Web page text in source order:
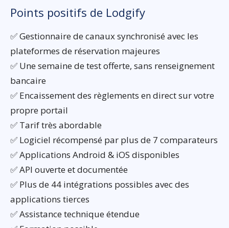
Points positifs de Lodgify
✅ Gestionnaire de canaux synchronisé avec les
plateformes de réservation majeures
✅ Une semaine de test offerte, sans renseignement
bancaire
✅ Encaissement des règlements en direct sur votre
propre portail
✅ Tarif très abordable
✅ Logiciel récompensé par plus de 7 comparateurs
✅ Applications Android & iOS disponibles
✅ API ouverte et documentée
✅ Plus de 44 intégrations possibles avec des
applications tierces
✅ Assistance technique étendue